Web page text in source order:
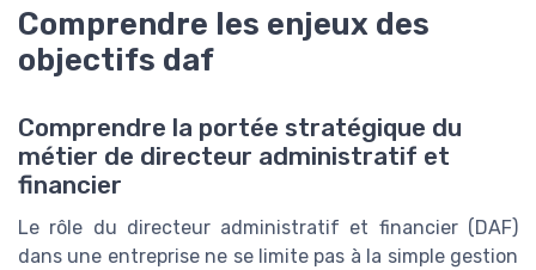
Comprendre les enjeux des
objectifs daf
Comprendre la portée stratégique du
métier de directeur administratif et
financier
Le rôle du directeur administratif et financier (DAF)
dans une entreprise ne se limite pas à la simple gestion